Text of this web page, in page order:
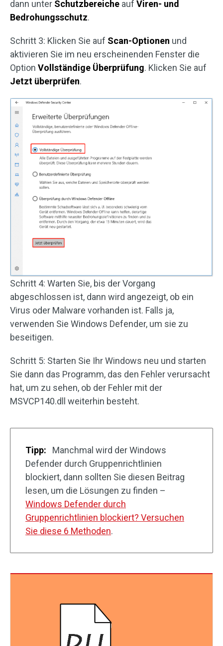
dann unter Schutzbereiche auf Viren- und
Bedrohungsschutz.
Schritt 3: Klicken Sie auf Scan-Optionen und
aktivieren Sie im neu erscheinenden Fenster die
Option Vollständige Überprüfung. Klicken Sie auf
Jetzt überprüfen.
Schritt 4: Warten Sie, bis der Vorgang
abgeschlossen ist, dann wird angezeigt, ob ein
Virus oder Malware vorhanden ist. Falls ja,
verwenden Sie Windows Defender, um sie zu
beseitigen.
Schritt 5: Starten Sie Ihr Windows neu und starten
Sie dann das Programm, das den Fehler verursacht
hat, um zu sehen, ob der Fehler mit der
MSVCP140.dll weiterhin besteht.
Tipp:
Manchmal wird der Windows
Defender durch Gruppenrichtlinien
blockiert, dann sollten Sie diesen Beitrag
lesen, um die Lösungen zu finden –
Windows Defender durch
Gruppenrichtlinien blockiert? Versuchen
Sie diese 6 Methoden.